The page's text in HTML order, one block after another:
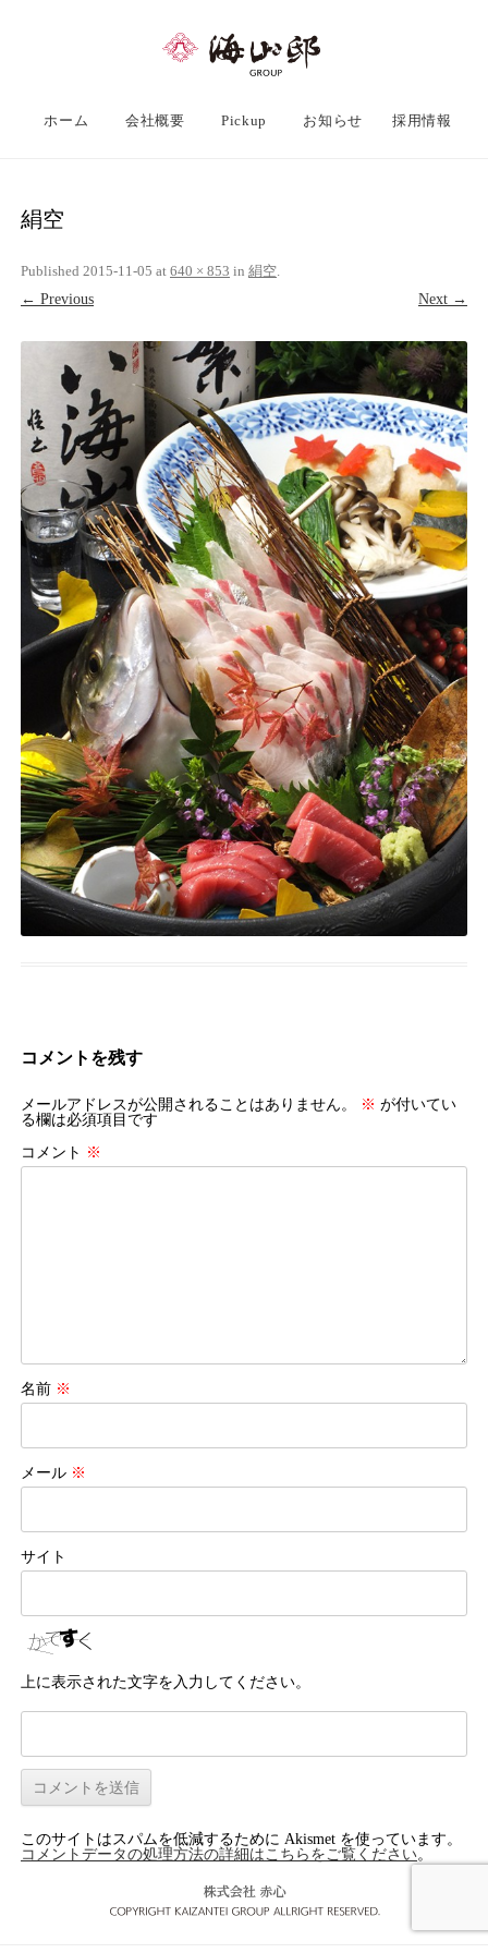
ホーム 会社概要 Pickup お知らせ 採用情報
絹空
Published 2015-11-05 at 640 × 853 in 絹空
← Previous
Next →
コメントを残す
メールアドレスが公開されることはありません。 ※ が付いてい
る欄は必須項目です
コメント ※
名前 ※
メール ※
サイト
上に表示された文字を入力してください。
このサイトはスパムを低減するために Akismet を使っています。
コメントデータの処理方法の詳細はこちらをご覧ください。